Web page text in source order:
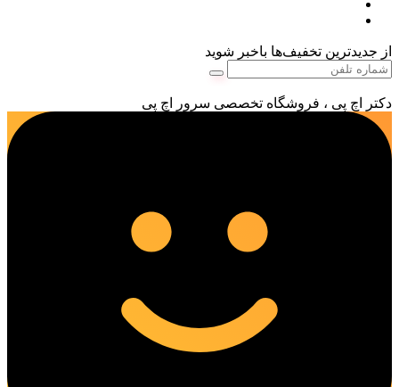
از جدیدترین تخفیف‌ها باخبر شوید
دکتر اچ پی ، فروشگاه تخصصی سرور اچ پی